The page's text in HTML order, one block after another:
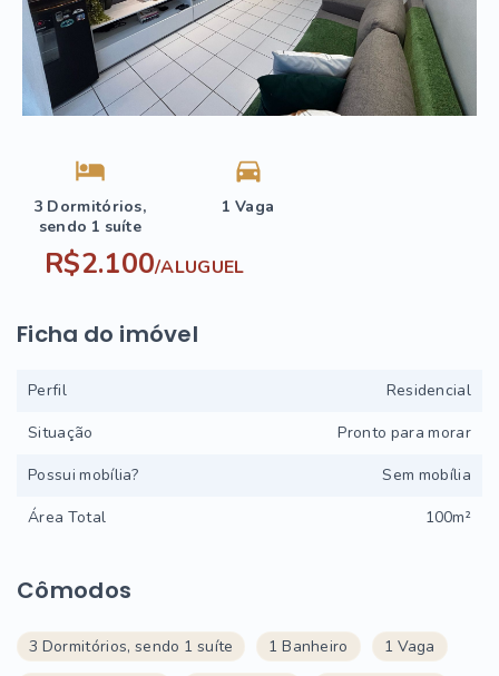
3 Dormitórios,
sendo 1 suíte
1 Vaga
R$2.100/ALUGUEL
Cômodos
3 Dormitórios, sendo 1 suíte 1 Banheiro
1 Vaga
Ficha do imóvel
Perfil
Residencial
Situação
Pronto para morar
Possui mobília?
Sem mobília
Área Total
100m²